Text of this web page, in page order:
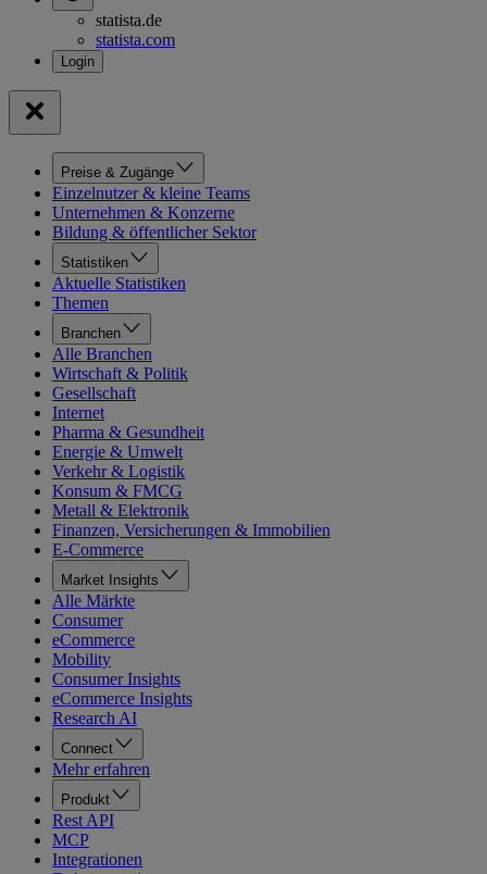
statista.de
statista.com
Preise & Zugänge
Einzelnutzer & kleine Teams
Unternehmen & Konzerne
Bildung & öffentlicher Sektor
Statistiken
Aktuelle Statistiken
Themen
Branchen
Alle Branchen
Wirtschaft & Politik
Gesellschaft
Internet
Pharma & Gesundheit
Energie & Umwelt
Verkehr & Logistik
Konsum & FMCG
Metall & Elektronik
Finanzen, Versicherungen & Immobilien
E-Commerce
Market Insights
Alle Märkte
Consumer
eCommerce
Mobility
Consumer Insights
eCommerce Insights
Research AI
Connect
Mehr erfahren
Produkt
Rest API
MCP
Integrationen